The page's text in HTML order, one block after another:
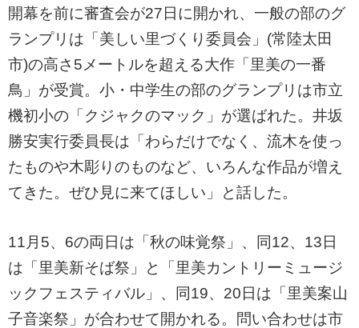
開幕を前に審査会が27日に開かれ、一般の部のグ
ランプリは「美しい里づくり委員会」(常陸太田
市)の高さ5メートルを超える大作「里美の一番
鳥」が受賞。小・中学生の部のグランプリは市立
機初小の「クジャクのマック」が選ばれた。井坂
勝安実行委員長は「わらだけでなく、流木を使っ
たものや木彫りのものなど、いろんな作品が増え
てきた。ぜひ見に来てほしい」と話した。
11月5、6の両日は「秋の味覚祭」、同12、13日
は「里美新そば祭」と「里美カントリーミュージ
ックフェスティバル」、同19、20日は「里美案山
子音楽祭」が合わせて開かれる。問い合わせは市